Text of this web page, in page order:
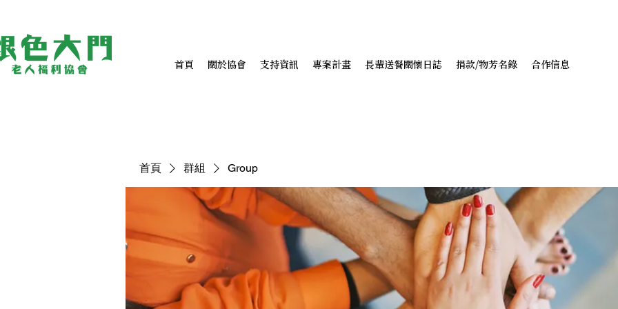
首頁 關於協會 支持資訊 專案計畫 長輩送餐關懷日誌 捐款/物芳名錄 合作信息
首頁 群組 Group